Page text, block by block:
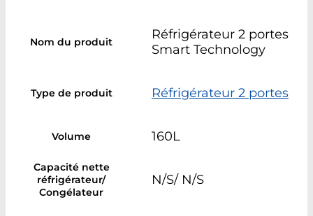
Nom du produit
Réfrigérateur 2 portes
Smart Technology
Type de produit Réfrigérateur 2 portes
Volume 160L
Capacité nette
réfrigérateur/
Congélateur
N/S/ N/S